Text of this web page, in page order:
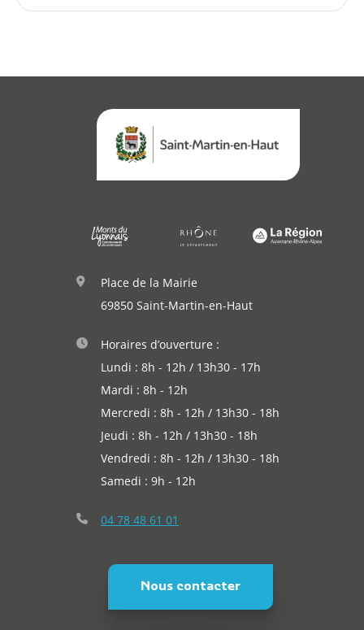
Place de la Mairie
69850 Saint-Martin-en-Haut
Horaires d’ouverture :
Lundi : 8h - 12h / 13h30 - 17h
Mardi : 8h - 12h
Mercredi : 8h - 12h / 13h30 - 18h
Jeudi : 8h - 12h / 13h30 - 18h
Vendredi : 8h - 12h / 13h30 - 18h
Samedi : 9h - 12h
04 78 48 61 01
Nous contacter